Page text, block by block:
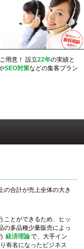
用意！ 設立22年の実績と
SEO対策などの集客プラン
の合計が売上全体の大き
ことができるため、ヒッ
の多品種少量販売によっ
経済理論で、大手イン
有名になったビジネス